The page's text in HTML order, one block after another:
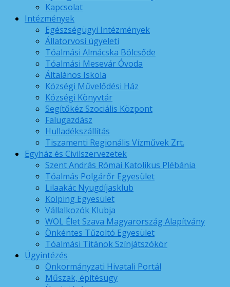
Kapcsolat
Intézmények
Egészségügyi Intézmények
Állatorvosi ügyeleti
Tóalmási Almácska Bölcsőde
Tóalmási Mesevár Óvoda
Általános Iskola
Községi Művelődési Ház
Községi Könyvtár
Segítőkéz Szociális Központ
Falugazdász
Hulladékszállítás
Tiszamenti Regionális Vízművek Zrt.
Egyház és Civilszervezetek
Szent András Római Katolikus Plébánia
Tóalmás Polgárőr Egyesület
Lilaakác Nyugdíjasklub
Kolping Egyesület
Vállalkozók Klubja
WOL Élet Szava Magyarország Alapítvány
Önkéntes Tűzoltó Egyesület
Tóalmási Titánok Színjátszókör
Ügyintézés
Önkormányzati Hivatali Portál
Műszak, építésügy